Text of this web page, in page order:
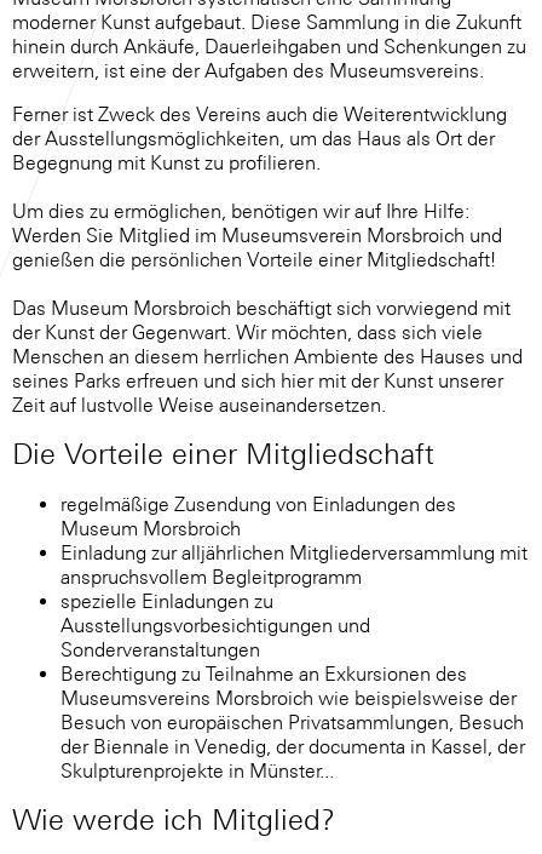
moderner Kunst aufgebaut. Diese Sammlung in die Zukunft
hinein durch Ankäufe, Dauerleihgaben und Schenkungen zu
erweitern, ist eine der Aufgaben des Museumsvereins.
Ferner ist Zweck des Vereins auch die Weiterentwicklung
der Ausstellungsmöglichkeiten, um das Haus als Ort der
Begegnung mit Kunst zu profilieren.
Um dies zu ermöglichen, benötigen wir auf Ihre Hilfe:
Werden Sie Mitglied im Museumsverein Morsbroich und
genießen die persönlichen Vorteile einer Mitgliedschaft!
Das Museum Morsbroich beschäftigt sich vorwiegend mit
der Kunst der Gegenwart. Wir möchten, dass sich viele
Menschen an diesem herrlichen Ambiente des Hauses und
seines Parks erfreuen und sich hier mit der Kunst unserer
Zeit auf lustvolle Weise auseinandersetzen.
Die Vorteile einer Mitgliedschaft
regelmäßige Zusendung von Einladungen des
Museum Morsbroich
Einladung zur alljährlichen Mitgliederversammlung mit
anspruchsvollem Begleitprogramm
spezielle Einladungen zu
Ausstellungsvorbesichtigungen und
Sonderveranstaltungen
Berechtigung zu Teilnahme an Exkursionen des
Museumsvereins Morsbroich wie beispielsweise der
Besuch von europäischen Privatsammlungen, Besuch
der Biennale in Venedig, der documenta in Kassel, der
Skulpturenprojekte in Münster...
Wie werde ich Mitglied?